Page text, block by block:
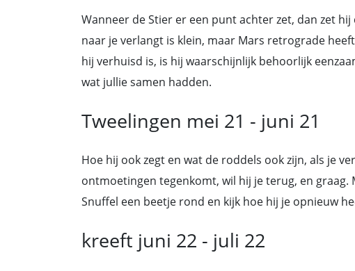
Wanneer de Stier er een punt achter zet, dan zet
naar je verlangt is klein, maar Mars retrograde
hij verhuisd is, is hij waarschijnlijk behoorlijk
wat jullie samen hadden.
Tweelingen mei 21 - juni 21
Hoe hij ook zegt en wat de roddels ook zijn, als je
ontmoetingen tegenkomt, wil hij je terug, en
Snuffel een beetje rond en kijk hoe hij je opnieuw
kreeft juni 22 - juli 22